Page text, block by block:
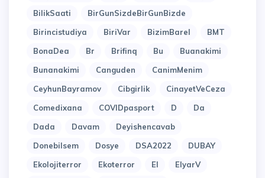
BilikSaati
BirGunSizdeBirGunBizde
Birincistudiya
BiriVar BizimBarel
BMT
BonaDea
Br Brifinq Bu
Buanakimi
Bunanakimi
Canguden
CanimMenim
CeyhunBayramov
Cibgirlik
CinayetVeCeza
Comedixana
COVIDpasport D
Da
Dada
Davam
Deyishencavab
Donebilsem
Dosye DSA2022
DUBAY
Ekolojiterror
Ekoterror El
ElyarV